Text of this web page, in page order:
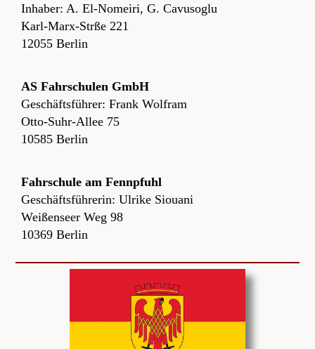
Inhaber: A. El-Nomeiri, G. Cavusoglu
Karl-Marx-Strße 221
12055 Berlin
AS Fahrschulen GmbH
Geschäftsführer: Frank Wolfram
Otto-Suhr-Allee 75
10585 Berlin
Fahrschule am Fennpfuhl
Geschäftsführerin: Ulrike Siouani
Weißenseer Weg 98
10369 Berlin